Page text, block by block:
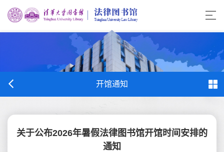
开馆通知
关于公布2026年暑假法律图书馆开馆时间安排的
通知